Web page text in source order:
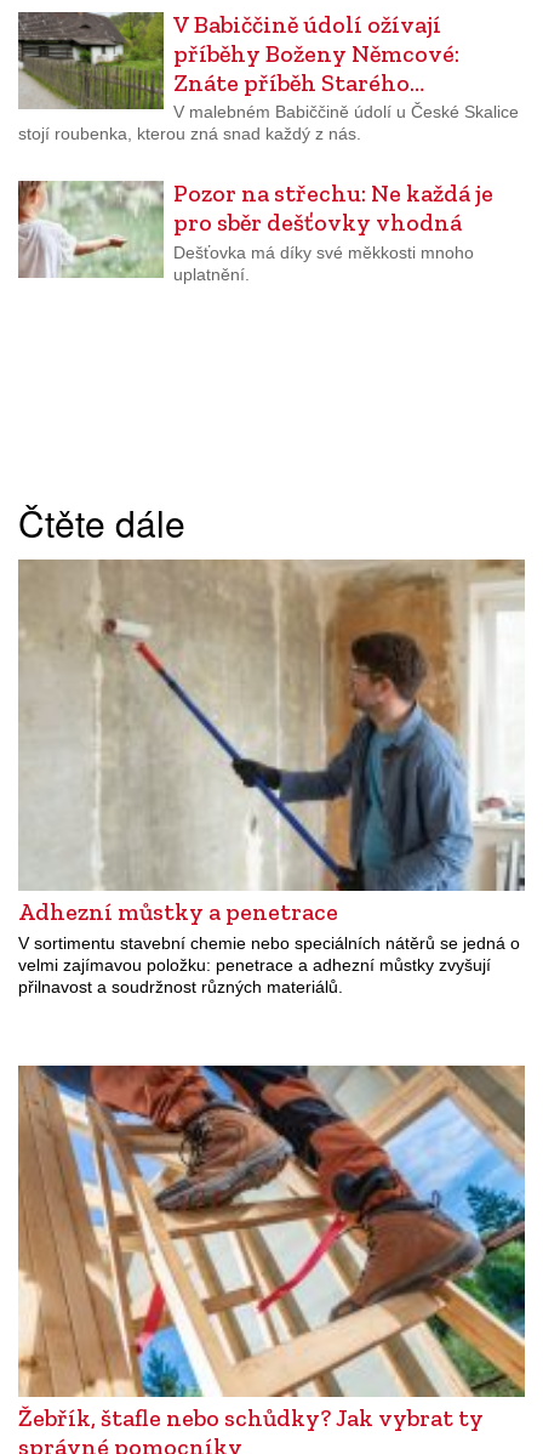
V Babiččině údolí ožívají
příběhy Boženy Němcové:
Znáte příběh Starého…
V malebném Babiččině údolí u České Skalice
stojí roubenka, kterou zná snad každý z nás.
Pozor na střechu: Ne každá je
pro sběr dešťovky vhodná
Dešťovka má díky své měkkosti mnoho
uplatnění.
Čtěte dále
Adhezní můstky a penetrace
V sortimentu stavební chemie nebo speciálních nátěrů se jedná o
velmi zajímavou položku: penetrace a adhezní můstky zvyšují
přilnavost a soudržnost různých materiálů.
Žebřík, štafle nebo schůdky? Jak vybrat ty
správné pomocníky